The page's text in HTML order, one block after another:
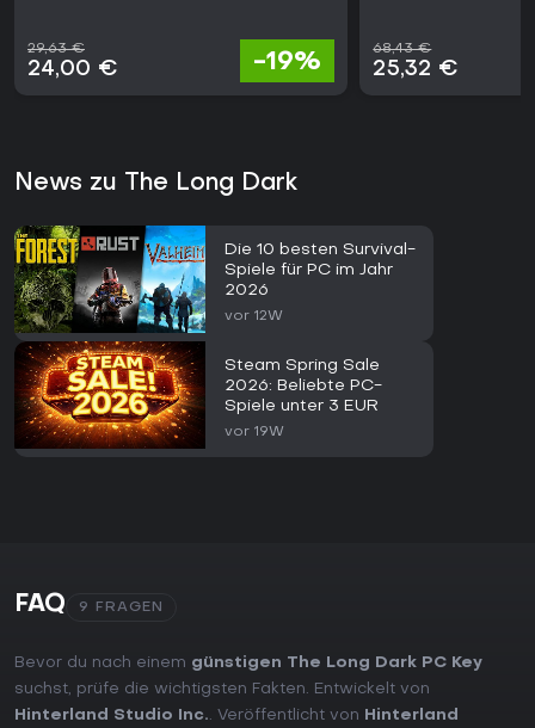
29,63 €
24,00 € -19%
68,43 €
25,32 €
News zu The Long Dark
Die 10 besten Survival-
Spiele für PC im Jahr
2026
vor 12W
Steam Spring Sale
2026: Beliebte PC-
Spiele unter 3 EUR
vor 19W
FAQ 9 FRAGEN
Bevor du nach einem günstigen The Long Dark PC Key
suchst, prüfe die wichtigsten Fakten. Entwickelt von
Hinterland Studio Inc.. Veröffentlicht von Hinterland